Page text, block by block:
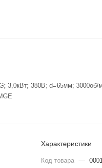
3,0кВт; 380В; d=65мм;
Характеристики
Код товара —